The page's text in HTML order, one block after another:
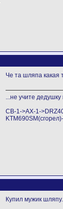
Че та шляпа какая
...не учите дедушку
CB-1->AX-1-
Купил мужик